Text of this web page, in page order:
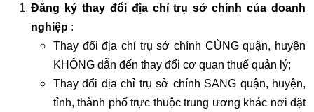
Đăng ký thay đổi địa chỉ trụ sở chính của doanh
nghiệp :
Thay đổi địa chỉ trụ sở chính CÙNG quận, huyện
KHÔNG dẫn đến thay đổi cơ quan thuế quản lý;
Thay đổi địa chỉ trụ sở chính SANG quận, huyện,
tỉnh, thành phố trực thuộc trung ương khác nơi đặt